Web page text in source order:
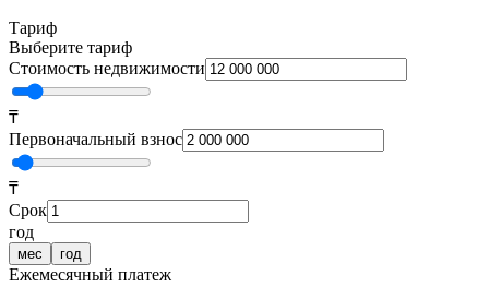
Тариф
Выберите тариф
Стоимость недвижимости
₸
Первоначальный взнос
₸
Срок
год
мес год
Ежемесячный платеж